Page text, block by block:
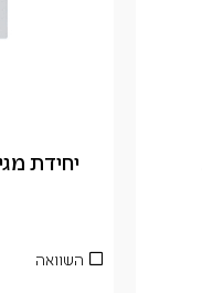
השוואה